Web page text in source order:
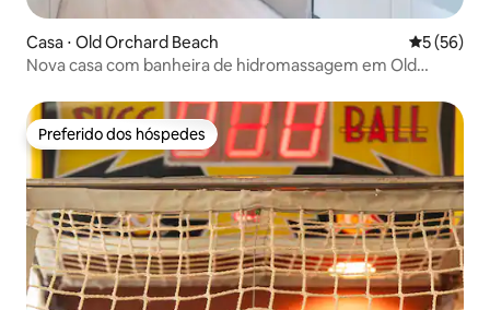
Casa ⋅ Old Orchard Beach 5 de uma
5 (56)
Nova casa com banheira de hidromassagem em Old
Preferido dos hóspedes
Preferido dos hóspedes